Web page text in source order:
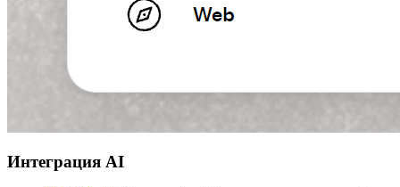
Интеграция AI